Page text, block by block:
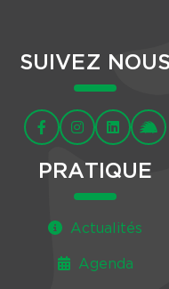
SUIVEZ NOUS
PRATIQUE
Actualités
Agenda